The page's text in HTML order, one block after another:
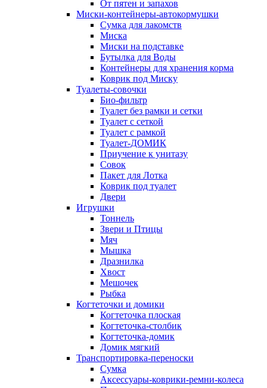
От пятен и запахов
Миски-контейнеры-автокормушки
Сумка для лакомств
Миска
Миски на подставке
Бутылка для Воды
Контейнеры для хранения корма
Коврик под Миску
Туалеты-совочки
Био-фильтр
Туалет без рамки и сетки
Туалет с сеткой
Туалет с рамкой
Туалет-ДОМИК
Приучение к унитазу
Совок
Пакет для Лотка
Коврик под туалет
Двери
Игрушки
Тоннель
Звери и Птицы
Мяч
Мышка
Дразнилка
Хвост
Мешочек
Рыбка
Когтеточки и домики
Когтеточка плоская
Когтеточка-столбик
Когтеточка-домик
Домик мягкий
Транспортировка-переноски
Сумка
Аксессуары-коврики-ремни-колеса